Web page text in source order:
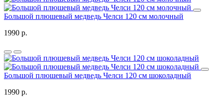
Большой плюшевый медведь Челси 120 см молочный
1990 р.
Большой плюшевый медведь Челси 120 см шоколадный
1990 р.